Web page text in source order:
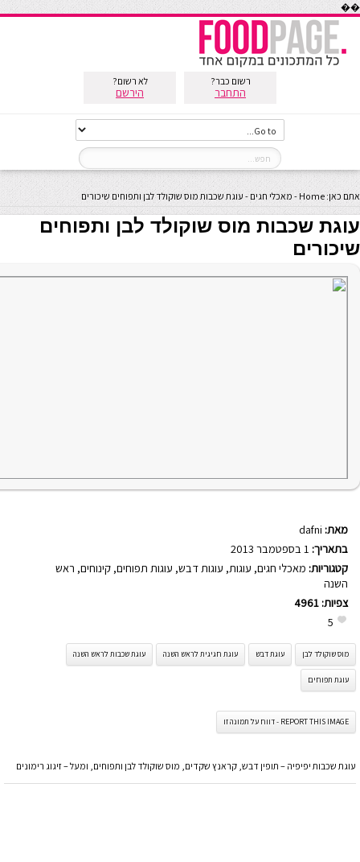
��
רשום כבר?
התחבר
לא רשום?
הירשם
אתם כאן: Home
- מאכלי חגים - עוגת שכבות מוס שוקולד לבן ותפוחים שיכורים
עוגת שכבות מוס שוקולד לבן ותפוחים
שיכורים
מאת: dafni
בתאריך:
קטגוריות: מאכלי חגים, עוגות, עוגות דבש, עוגות תפוחים, קינוחים, ראש
השנה
צפיות: 4961
5
מוס שוקולד לבן עוגת דבש עוגת חגיגית לראש השנה עוגת שכבות לראש השנה
עוגת תפוחים
REPORT THIS IMAGE - דווח על תמונה זו
עוגת שכבות יפיפיה – תופין דבש, קראנץ שקדים, מוס שוקולד לבן ותפוחים, ומעל – זיגוג רימונים